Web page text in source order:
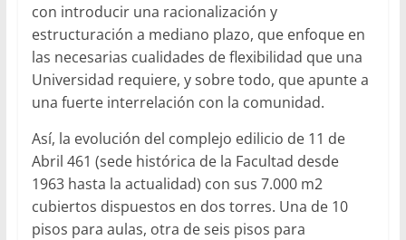
con introducir una racionalización y
estructuración a mediano plazo, que enfoque en
las necesarias cualidades de flexibilidad que una
Universidad requiere, y sobre todo, que apunte a
una fuerte interrelación con la comunidad.
Así, la evolución del complejo edilicio de 11 de
Abril 461 (sede histórica de la Facultad desde
1963 hasta la actualidad) con sus 7.000 m2
cubiertos dispuestos en dos torres. Una de 10
pisos para aulas, otra de seis pisos para